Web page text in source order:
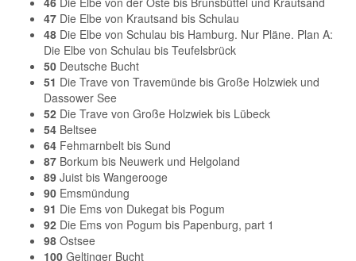
47 Die Elbe von Krautsand bis Schulau
48 Die Elbe von Schulau bis Hamburg. Nur Pläne. Plan A:
Die Elbe von Schulau bis Teufelsbrück
50 Deutsche Bucht
51 Die Trave von Travemünde bis Große Holzwiek und
Dassower See
52 Die Trave von Große Holzwiek bis Lübeck
54 Beltsee
64 Fehmarnbelt bis Sund
87 Borkum bis Neuwerk und Helgoland
89 Juist bis Wangerooge
90 Emsmündung
91 Die Ems von Dukegat bis Pogum
92 Die Ems von Pogum bis Papenburg, part 1
98 Ostsee
100 Geltinger Bucht